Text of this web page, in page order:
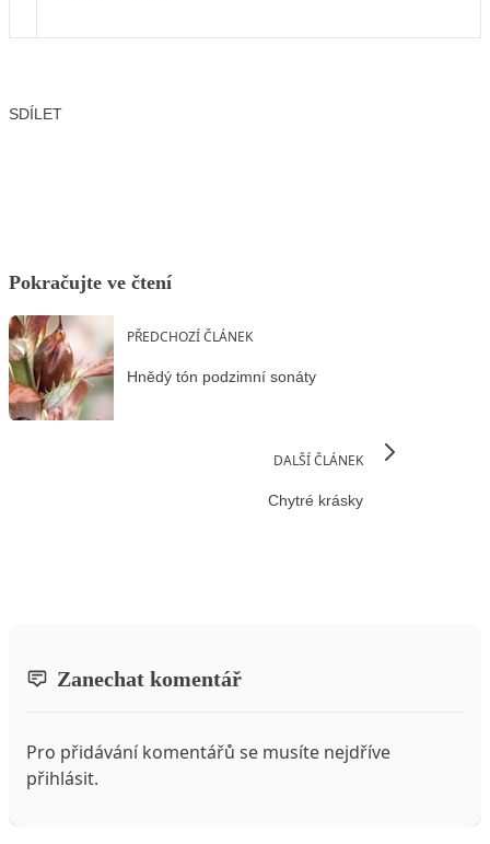
SDÍLET
Pokračujte ve čtení
PŘEDCHOZÍ ČLÁNEK
Hnědý tón podzimní sonáty
DALŠÍ ČLÁNEK
Chytré krásky
Zanechat komentář
Pro přidávání komentářů se musíte nejdříve
přihlásit.